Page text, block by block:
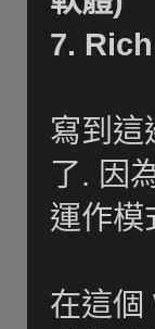
7.
寫到這
了. 因
運作模
在這個